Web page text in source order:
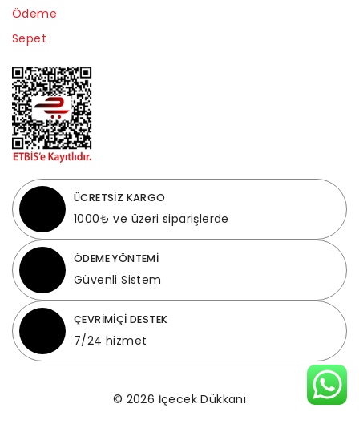
Ödeme
Sepet
ÜCRETSİZ KARGO
1000₺ ve üzeri siparişlerde
ÖDEME YÖNTEMİ
Güvenli Sistem
ÇEVRİMİÇİ DESTEK
7/24 hizmet
© 2026 İçecek Dükkanı